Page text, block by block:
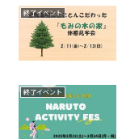
終了イベント
終了イベント